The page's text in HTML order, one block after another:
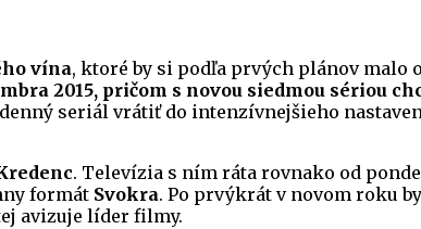
vína, ktoré by si podľa prvých plánov malo
2015, pričom s novou siedmou sériou
seriál vrátiť do intenzívnejšieho
. Televízia s ním ráta rovnako od
formát Svokra. Po prvýkrát v novom roku
avizuje líder filmy.